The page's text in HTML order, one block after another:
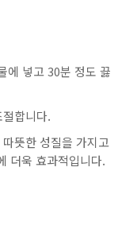
에 넣고 30분 정도 끓
합니다.
뜻한 성질을 가지고
더욱 효과적입니다.